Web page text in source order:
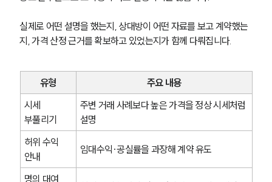
실제로 어떤 설명을 했는지, 상대방이 어떤 자료를 보고 계약했는
지, 가격 산정 근거를 확보하고 있었는지가 함께 다뤄집니다.
유형
주요 내용
시세
부풀리기
주변 거래 사례보다 높은 가격을 정상 시세처럼
설명
허위 수익
안내
임대수익·공실률을 과장해 계약 유도
명의 대여